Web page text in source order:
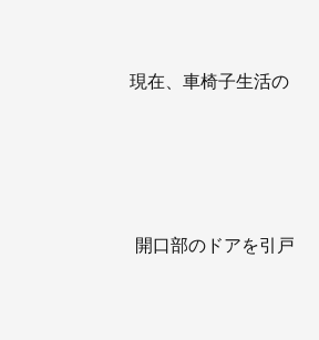
子生活の
アを引戸